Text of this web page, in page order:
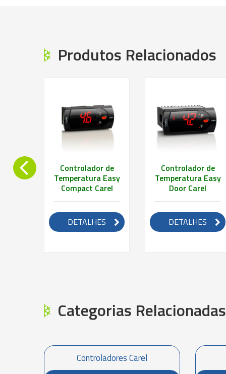
Produtos Relacionados
Controlador de
Temperatura Easy
Compact Carel
DETALHES
Controlador de
Temperatura Easy
Door Carel
DETALHES
Categorias Relacionadas
Controladores Carel